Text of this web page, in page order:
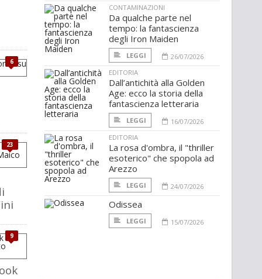
6
23
9
CONTAMINAZIONI
Da qualche parte nel
tempo: la fantascienza
degli Iron Maiden
LEGGI
26/07/2026
EDITORIA
Dall’antichità alla Golden
Age: ecco la storia della
fantascienza letteraria
LEGGI
16/07/2026
EDITORIA
La rosa d'ombra, il "thriller
esoterico" che spopola ad
Arezzo
LEGGI 24/07/2026
Odissea
LEGGI 15/07/2026